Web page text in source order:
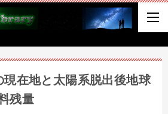
在地と太陽系脱出後地球
残量